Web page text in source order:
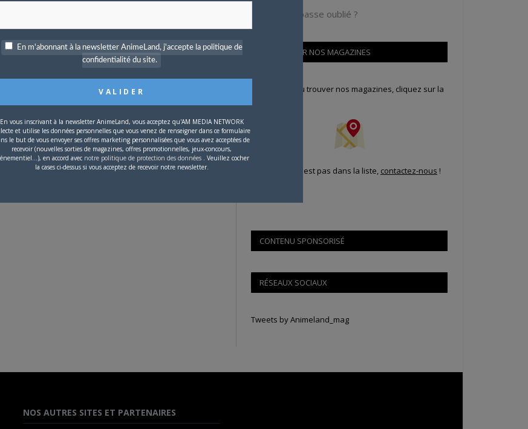
pas changer son avatar, je grrrrrr
aucun article.
Mot de passe oublié ?
OÙ TROUVER NOS MAGAZINES
Pour savoir où trouver nos magazines, cliquez sur la
Si votre ville n'est pas dans la liste, contactez-nous !
CONTENU SPONSORISÉ
RÉSEAUX SOCIAUX
Tweets by Animeland_mag
NOS AUTRES SITES ET PARTENAIRES
En m'abonnant à la newsletter AnimeLand, j'accepte la politique de
confidentialité du site.
En vous inscrivant à la newsletter AnimeLand, vous acceptez qu'AM MEDIA NETWORK
et utilise les données personnelles que vous venez de renseigner dans ce formulaire
le but de vous envoyer ses offres marketing personnalisées que vous avez acceptées de
recevoir (nouvelles sorties de magazines, offres promotionnelles, jeux-concours,
en accord avec notre politique de protection des données . Veuillez cocher
la cases ci-dessus si vous acceptez de recevoir notre newsletter.